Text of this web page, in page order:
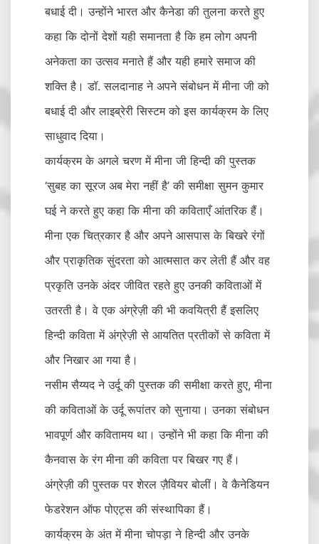
बधाई दी। उन्होंने भारत और कैनेडा की तुलना करते हुए
कहा कि दोनों देशों यही समानता है कि हम लोग अपनी
अनेकता का उत्सव मनाते हैं और यही हमारे समाज की
शक्ति है। डॉ. सलदानाह ने अपने संबोधन में मीना जी को
बधाई दी और लाइब्रेरी सिस्टम को इस कार्यक्रम के लिए
साधुवाद दिया।
कार्यक्रम के अगले चरण में मीना जी हिन्दी की पुस्तक
‘सुबह का सूरज अब मेरा नहीं है’ की समीक्षा सुमन कुमार
घई ने करते हुए कहा कि मीना की कविताएँ आंतरिक हैं।
मीना एक चित्रकार है और अपने आसपास के बिखरे रंगों
और प्राकृतिक सुंदरता को आत्मसात कर लेती हैं और वह
प्रकृति उनके अंदर जीवित रहते हुए उनकी कविताओं में
उतरती है। वे एक अंग्रेज़ी की भी कवयित्री हैं इसलिए
हिन्दी कविता में अंग्रेज़ी से आयतित प्रतीकों से कविता में
और निखार आ गया है।
नसीम सैय्यद ने उर्दू की पुस्तक की समीक्षा करते हुए, मीना
की कविताओं के उर्दू रूपांतर को सुनाया। उनका संबोधन
भावपूर्ण और कवितामय था। उन्होंने भी कहा कि मीना की
कैनवास के रंग मीना की कविता पर बिखर गए हैं।
अंग्रेज़ी की पुस्तक पर शेरल ज़ैवियर बोलीं। वे कैनेडियन
फेडरेशन ऑफ पोएट्स की संस्थापिका हैं।
कार्यक्रम के अंत में मीना चोपड़ा ने हिन्दी और उनके